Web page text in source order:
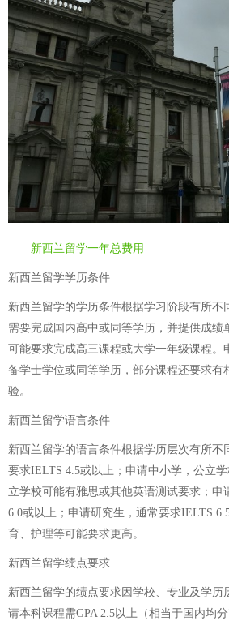
新西兰留学一年总费用
新西兰留学学历条件
新西兰留学的学历条件根据学习阶段有所不
需要完成国内高中或同等学历，并提供成绩
可能要求完成高三课程或大学一年级课程。
备学士学位或同等学历，部分课程还要求有
验。
新西兰留学语言条件
新西兰留学的语言条件根据学历层次有所不
要求IELTS 4.5或以上；申请中小学，公立
立学校可能有雅思或其他英语测试要求；申
6.0或以上；申请研究生，通常要求IELTS
育、护理等可能要求更高。
新西兰留学绩点要求
新西兰留学的绩点要求因学校、专业及学历
请本科课程需GPA 2.5以上（相当于国内均